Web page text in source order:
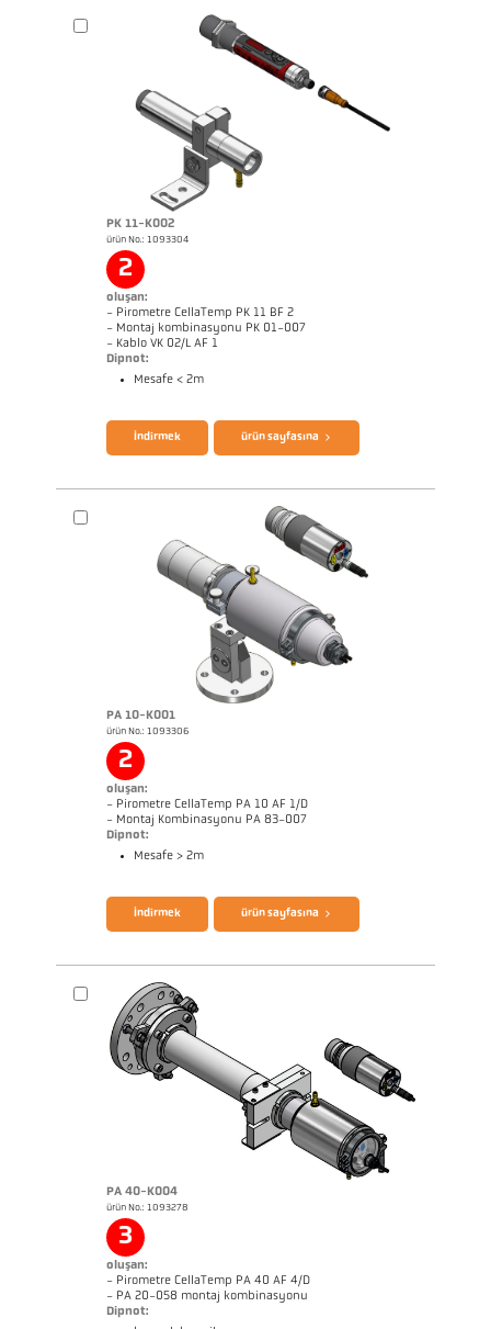
PK 11-K002
ürün No.: 1093304
2
oluşan:
- Pirometre CellaTemp PK 11 BF 2
- Montaj kombinasyonu PK 01-007
- Kablo VK 02/L AF 1
Dipnot:
Mesafe < 2m
İndirmek ürün sayfasına
PA 10-K001
ürün No.: 1093306
2
oluşan:
- Pirometre CellaTemp PA 10 AF 1/D
- Montaj Kombinasyonu PA 83-007
Dipnot:
Mesafe > 2m
İndirmek ürün sayfasına
PA 40-K004
ürün No.: 1093278
3
oluşan:
- Pirometre CellaTemp PA 40 AF 4/D
- PA 20-058 montaj kombinasyonu
Dipnot: